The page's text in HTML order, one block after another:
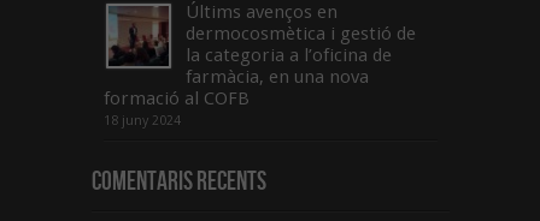
Últims avenços en
dermocosmètica i gestió de
la categoria a l’oficina de
farmàcia, en una nova
formació al COFB
18 juny 2024
Comentaris Recents